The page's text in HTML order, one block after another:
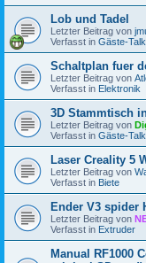
Lob und Tadel
Letzter Beitrag von
Verfasst in Gäste-Talk
Schaltplan fuer
Letzter Beitrag von
Verfasst in Elektronik
3D Stammtisch
Letzter Beitrag von
Verfasst in Gäste-Talk
Laser Creality 5
Letzter Beitrag von
Verfasst in Biete
Ender V3 spider
Letzter Beitrag von
Verfasst in Extruder
Manual RF1000